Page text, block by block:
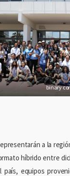
binary
a la
híbrido entre
equipos